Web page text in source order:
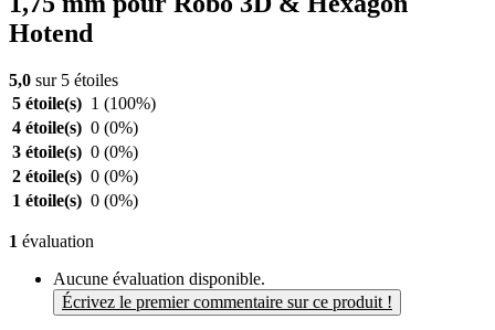
Hotend
5,0 sur 5 étoiles
5 étoile(s) 1 (100%)
4 étoile(s) 0 (0%)
3 étoile(s) 0 (0%)
2 étoile(s) 0 (0%)
1 étoile(s) 0 (0%)
1 évaluation
Aucune évaluation disponible.
Écrivez le premier commentaire sur ce produit !